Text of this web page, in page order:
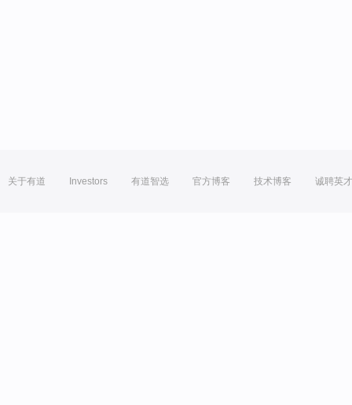
关于有道 Investors 有道智选 官方博客 技术博客 诚聘英才